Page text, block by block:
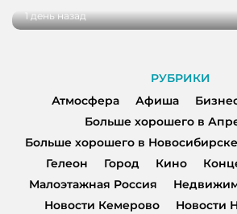
1 день назад
РУБРИКИ
Атмосфера
Афиша
Больше хорошего в
Больше хорошего в Новосибирске
Гелеон
Город Кино
Малоэтажная Россия
Новости Кемерово
Новости